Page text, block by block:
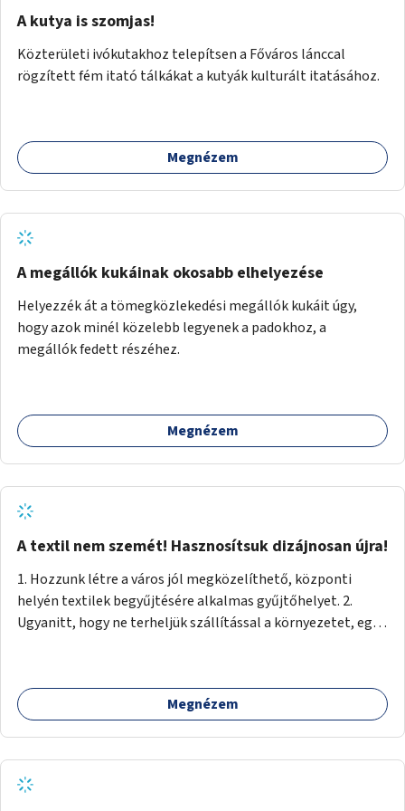
A kutya is szomjas!
Közterületi ivókutakhoz telepítsen a Főváros lánccal
rögzített fém itató tálkákat a kutyák kulturált itatásához.
Megnézem
A megállók kukáinak okosabb elhelyezése
Helyezzék át a tömegközlekedési megállók kukáit úgy,
hogy azok minél közelebb legyenek a padokhoz, a
megállók fedett részéhez.
Megnézem
A textil nem szemét! Hasznosítsuk dizájnosan újra!
1. Hozzunk létre a város jól megközelíthető, központi
helyén textilek begyűjtésére alkalmas gyűjtőhelyet. 2.
Ugyanitt, hogy ne terheljük szállítással a környezetet, egy
Ugyanitt egy utcára nyíló bemutatótermet és üzletet, ahol
az elkészült termékek megnézhetők, megvásárolhatók.
még használható darabokat értékesíteni lehet az
üzletben.) 3. A textilek darabolása kisebb-nagyobb
Megnézem